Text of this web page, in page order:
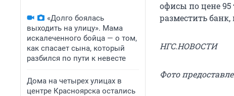
«Долго боялась
выходить на улицу». Мама
искалеченного бойца — о том,
как спасает сына, который
разбился по пути к невесте
Дома на четырех улицах в
центре Красноярска остались
офисы по цене 95
разместить
НГС.НОВОСТИ
Фото